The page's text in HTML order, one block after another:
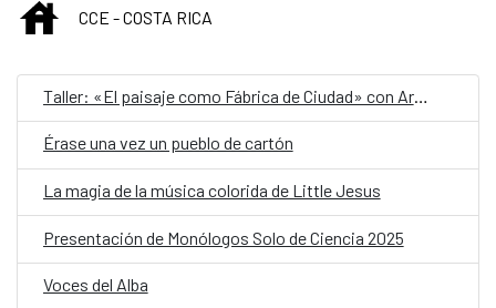
INICIO
CCE - COSTA RICA
Taller: «El paisaje como Fábrica de Ciudad» con Arq. Julio Gaeta (México-Uruguay)
Érase una vez un pueblo de cartón
La magia de la música colorida de Little Jesus
Presentación de Monólogos Solo de Ciencia 2025
Voces del Alba